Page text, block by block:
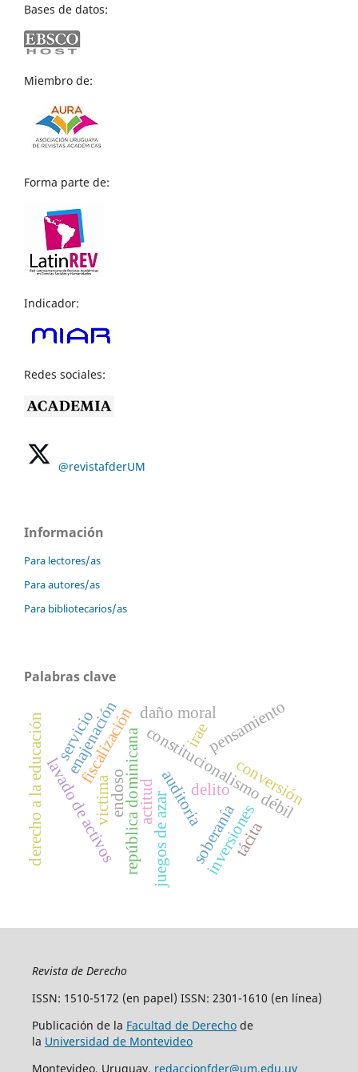
Bases de datos:
Miembro de:
Forma parte de:
Indicador:
Redes sociales:
@revistafderUM
Información
Para lectores/as
Para autores/as
Para bibliotecarios/as
Palabras clave
constitucionalismo débil
república dominicana
fiscalización
auditoria
soberanía
pensamiento
actitud
lavado de activos delito
daño moral
inversiones
derecho a la educación irae
juegos de azar
conversión
tácita
enajenación
servicio
endoso
victima
Revista de Derecho
ISSN: 1510-5172 (en papel) ISSN: 2301-1610 (en línea)
Publicación de la Facultad de Derechode
la Universidad de Montevideo
Montevideo, Uruguay. redaccionfder@um.edu.uy